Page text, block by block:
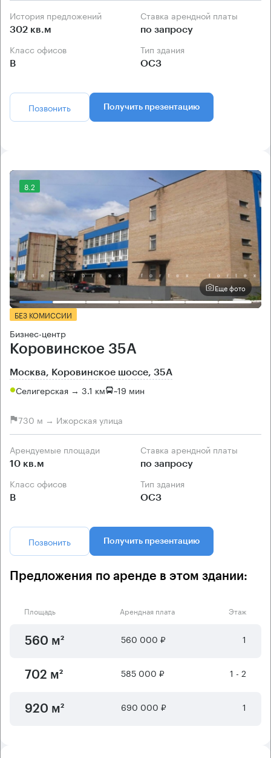
История предложений
302 кв.м
Ставка арендной платы
по запросу
Класс офисов
B
Тип здания
ОСЗ
Позвонить Получить презентацию
8.2
Еще фото
БЕЗ КОМИССИИ
Бизнес-центр
Коровинское 35А
Москва, Коровинское шоссе, 35А
Селигерская → 3.1 км ~19 мин
730 м → Ижорская улица
Арендуемые площади
10 кв.м
Ставка арендной платы
по запросу
Класс офисов
B
Тип здания
ОСЗ
Позвонить Получить презентацию
Предложения по аренде в этом здании:
Площадь Арендная плата Этаж
560 м² 560 000 ₽ 1
702 м² 585 000 ₽ 1 - 2
920 м² 690 000 ₽ 1